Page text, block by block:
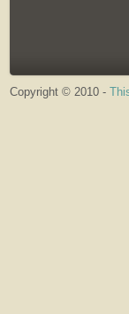
Copyright © 2010 -